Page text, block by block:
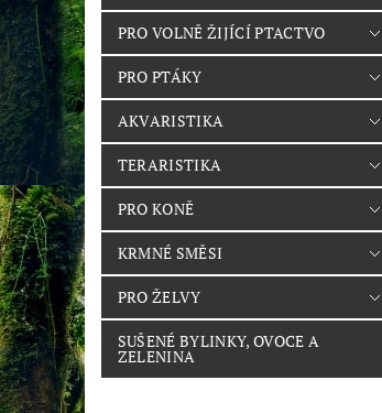
PRO VOLNĚ ŽIJÍCÍ PTACTVO
PRO PTÁKY
AKVARISTIKA
TERARISTIKA
PRO KONĚ
KRMNÉ SMĚSI
PRO ŽELVY
SUŠENÉ BYLINKY, OVOCE A
ZELENINA